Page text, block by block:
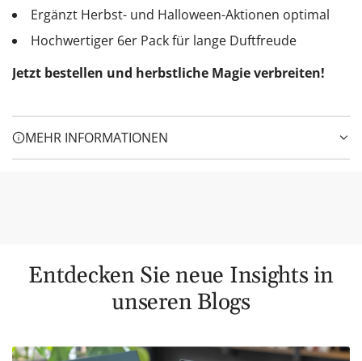
Ergänzt Herbst- und Halloween-Aktionen optimal
Hochwertiger 6er Pack für lange Duftfreude
Jetzt bestellen und herbstliche Magie verbreiten!
MEHR INFORMATIONEN
Entdecken Sie neue Insights in
unseren Blogs